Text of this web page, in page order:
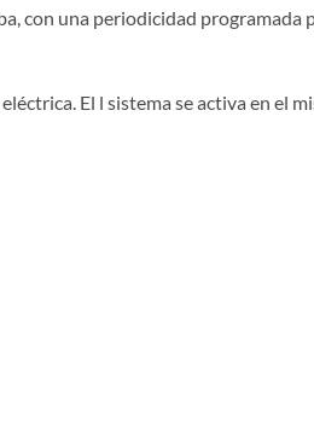
con una periodicidad programada
El l sistema se activa en el